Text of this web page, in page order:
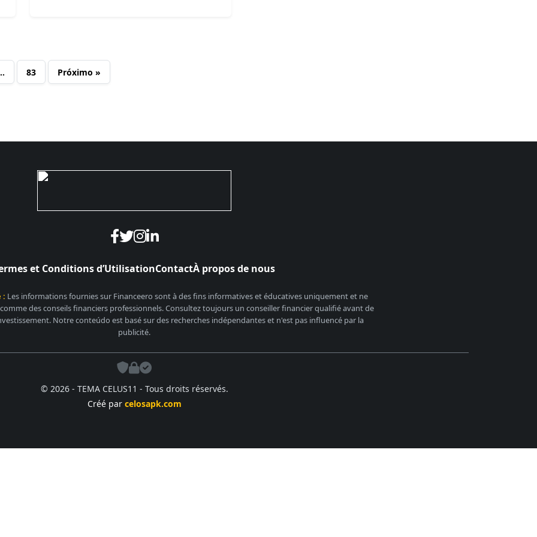
83 Próximo »
et Conditions d’UtilisationContactÀ propos de nous
: Les informations fournies sur Financeero sont à des fins informatives et éducatives uniquement et ne
des conseils financiers professionnels. Consultez toujours un conseiller financier qualifié avant de
Notre conteúdo est basé sur des recherches indépendantes et n'est pas influencé par la
publicité.
© 2026 - TEMA CELUS11 - Tous droits réservés.
Créé par celosapk.com